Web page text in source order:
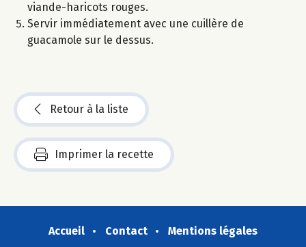
viande-haricots rouges.
Servir immédiatement avec une cuillère de
guacamole sur le dessus.
Retour à la liste
Imprimer la recette
Accueil Contact
Mentions légales